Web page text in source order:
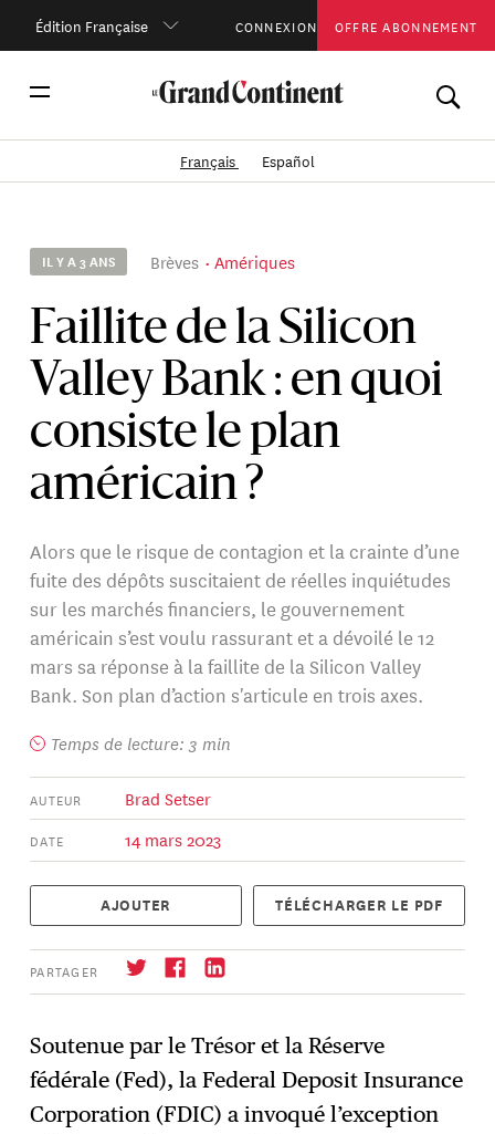
Édition Française CONNEXION OFFRE ABONNEMENT
Français Español
IL Y A 3 ANS Brèves Amériques
Faillite de la Silicon
Valley Bank : en quoi
consiste le plan
américain ?
Alors que le risque de contagion et la crainte d’une
fuite des dépôts suscitaient de réelles inquiétudes
sur les marchés financiers, le gouvernement
américain s’est voulu rassurant et a dévoilé le 12
mars sa réponse à la faillite de la Silicon Valley
Bank. Son plan d’action s'articule en trois axes.
Temps de lecture: 3 min
AUTEUR Brad Setser
DATE 14 mars 2023
AJOUTER TÉLÉCHARGER LE PDF
PARTAGER
→ S'abonner
Soutenue par le Trésor et la Réserve
fédérale (Fed), la Federal Deposit Insurance
Corporation (FDIC) a invoqué l’exception